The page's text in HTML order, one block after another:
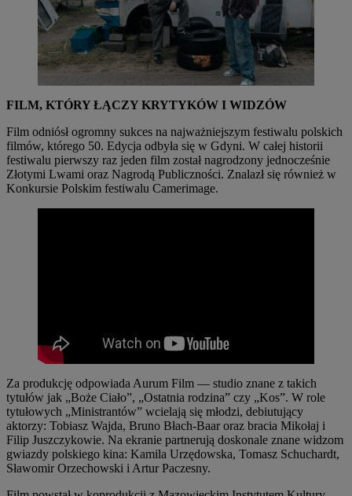
FILM, KTÓRY ŁĄCZY KRYTYKÓW I WIDZÓW
Film odniósł ogromny sukces na najważniejszym festiwalu polskich
filmów, którego 50. Edycja odbyła się w Gdyni. W całej historii
festiwalu pierwszy raz jeden film został nagrodzony jednocześnie
Złotymi Lwami oraz Nagrodą Publiczności. Znalazł się również w
Konkursie Polskim festiwalu Camerimage.
Za produkcję odpowiada Aurum Film — studio znane z takich
tytułów jak „Boże Ciało”, „Ostatnia rodzina” czy „Kos”. W role
tytułowych „Ministrantów” wcielają się młodzi, debiutujący
aktorzy: Tobiasz Wajda, Bruno Błach-Baar oraz bracia Mikołaj i
Filip Juszczykowie. Na ekranie partnerują doskonale znane widzom
gwiazdy polskiego kina: Kamila Urzędowska, Tomasz Schuchardt,
Sławomir Orzechowski i Artur Paczesny.